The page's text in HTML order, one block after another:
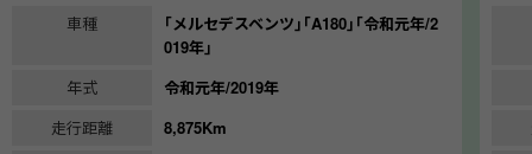
車種
｢メルセデスベンツ｣｢A180｣｢令和元年/2
019年｣
年式
令和元年/2019年
走行距離
8,875Km